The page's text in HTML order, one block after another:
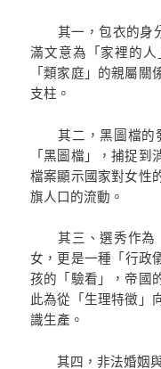
其一，包衣的身分
滿文意為「家裡的
「類家庭」的親屬
支柱。
其二，黑圖檔的
「黑圖檔」，捕捉
檔案顯示國家對女性
旗人口的流動。
其三、選秀作為
女，更是一種「行政
孩的「驗看」，帝國
此為從「生理特徵」
識生產。
其四，非法婚姻與